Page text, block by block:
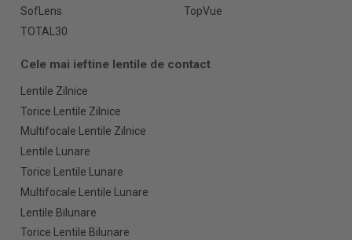
SofLens
TopVue
TOTAL30
Cele mai ieftine lentile de contact
Lentile Zilnice
Torice Lentile Zilnice
Multifocale Lentile Zilnice
Lentile Lunare
Torice Lentile Lunare
Multifocale Lentile Lunare
Lentile Bilunare
Torice Lentile Bilunare